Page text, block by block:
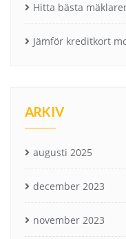
Hitta bästa
Jämför kreditkort
ARKIV
augusti 2025
december 2023
november 2023